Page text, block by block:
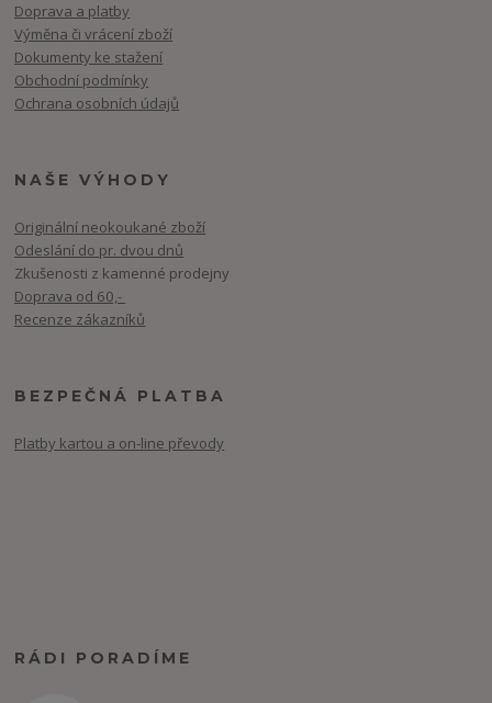
Doprava a platby
Výměna či vrácení zboží
Dokumenty ke stažení
Obchodní podmínky
Ochrana osobních údajů
NAŠE VÝHODY
Originální neokoukané zboží
Odeslání do pr. dvou dnů
Zkušenosti z kamenné prodejny
Doprava od 60,-
Recenze zákazníků
BEZPEČNÁ PLATBA
Platby kartou a on-line převody
RÁDI PORADÍME